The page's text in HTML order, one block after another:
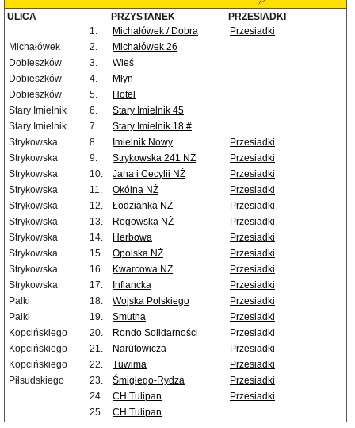
ULICA PRZYSTANEK
PRZESIADKI
1.
Michałówek / Dobra
Przesiadki
Michałówek
2.
Michałówek 26
Dobieszków
3.
Wieś
Dobieszków
4.
Młyn
Dobieszków
5.
Hotel
Stary Imielnik
6.
Stary Imielnik 45
Stary Imielnik
7.
Stary Imielnik 18 #
Strykowska
8. Imielnik Nowy
Przesiadki
Strykowska
9. Strykowska 241 NŻ
Przesiadki
Strykowska
10. Jana i Cecylii NŻ
Przesiadki
Strykowska
11. Okólna NŻ
Przesiadki
Strykowska
12. Łodzianka NŻ
Przesiadki
Strykowska
13. Rogowska NŻ
Przesiadki
Strykowska
14. Herbowa
Przesiadki
Strykowska
15. Opolska NŻ
Przesiadki
Strykowska
16. Kwarcowa NŻ
Przesiadki
Strykowska
17. Inflancka
Przesiadki
Palki
18. Wojska Polskiego
Przesiadki
Palki
19. Smutna
Przesiadki
Kopcińskiego
20. Rondo Solidarności
Przesiadki
Kopcińskiego
21. Narutowicza
Przesiadki
Kopcińskiego
22. Tuwima
Przesiadki
Piłsudskiego
23. Śmigłego-Rydza
Przesiadki
24.
CH Tulipan
Przesiadki
25.
CH Tulipan